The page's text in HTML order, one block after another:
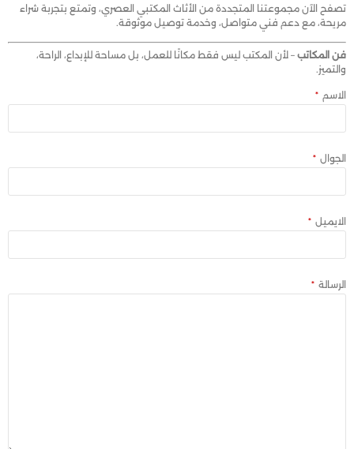
تصفح الآن مجموعتنا المتجددة من الأثاث المكتبي العصري، وتمتع بتجربة شراء
مريحة، مع دعم فني متواصل، وخدمة توصيل موثوقة.
فن المكاتب – لأن المكتب ليس فقط مكانًا للعمل، بل مساحة للإبداع، الراحة،
والتميز.
الاسم *
الجوال *
الايميل *
الرسالة *